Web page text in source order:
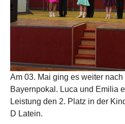
Am 03. Mai ging es weiter
Bayernpokal. Luca und Emilia
Leistung den 2. Platz in der
D Latein.